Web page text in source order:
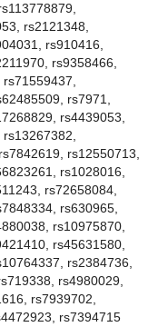
rs2121348,
rs910416,
rs9358466,
rs7971,
rs4439053,
rs12550713,
rs1028016,
rs72658084,
rs630965,
rs10975870,
rs45631580,
rs2384736,
rs4980029,
rs7939702,
rs7394715